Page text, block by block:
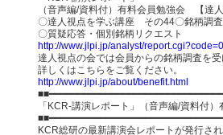
（音声編/資料付）有料会員勉強会 【達
〇達人視点を学ぶ講座 その44〇銘柄調
〇質疑応答・個別銘柄リクエスト
http://www.jlpi.jp/analyst/
達人視点の会では会員からの銘柄調査を受
詳しくはこちらをご覧ください。
http://www.jlpi.jp/about/benefit.html
「KCR-講演レポート」（音声編/資料付
KCR総研の最新講演会レポートが発行され